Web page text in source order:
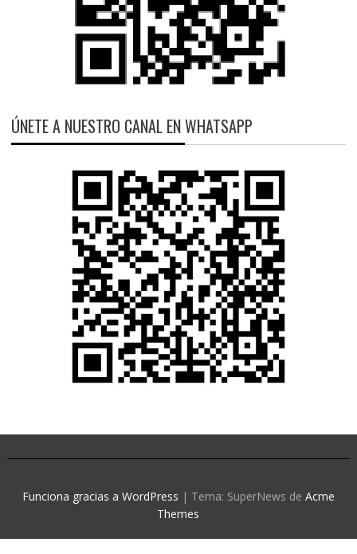
ÚNETE A NUESTRO CANAL EN WHATSAPP
Funciona gracias a WordPress | Tema: SuperNews de Acme
Themes